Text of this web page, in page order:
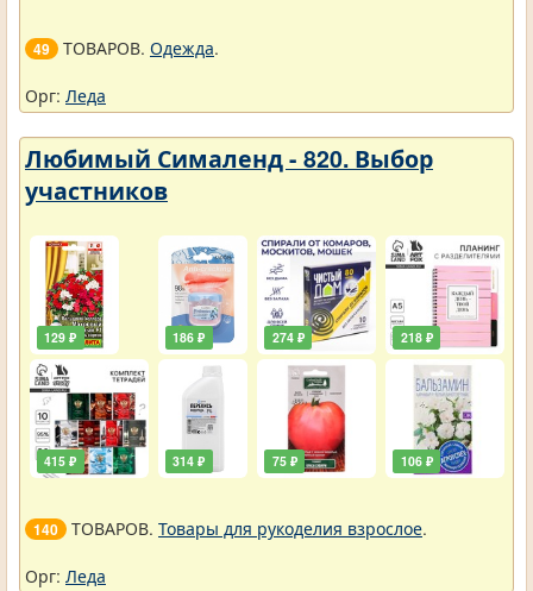
49 ТОВАРОВ. Одежда.
Орг: Леда
Любимый Сималенд - 820. Выбор
участников
129 ₽
415 ₽
186 ₽
314 ₽
274 ₽
75 ₽
218 ₽
106 ₽
140 ТОВАРОВ. Товары для рукоделия взрослое.
Орг: Леда